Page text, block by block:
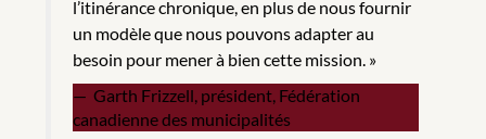
l’itinérance chronique, en plus de nous fournir
un modèle que nous pouvons adapter au
besoin pour mener à bien cette mission. »
Garth Frizzell, président, Fédération
canadienne des municipalités